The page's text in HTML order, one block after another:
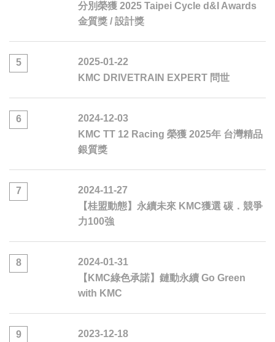
分別榮獲 2025 Taipei Cycle d&I Awards
金質獎 / 設計獎
5
2025-01-22
KMC DRIVETRAIN EXPERT 問世
6
2024-12-03
KMC TT 12 Racing 榮獲 2025年 台灣精品
銀質獎
7
2024-11-27
【桂盟動態】永續未來 KMC獲選 碳．競爭
力100強
8
2024-01-31
【KMC綠色承諾】鏈動永續 Go Green
with KMC
9
2023-12-18